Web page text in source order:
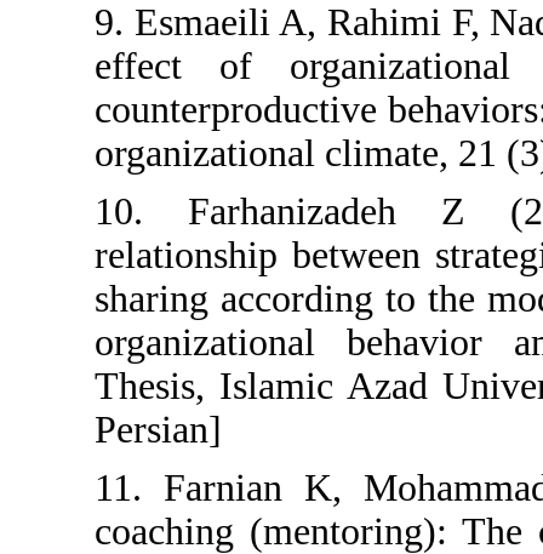
9. Esmaeili A,
effect of
organizational
10.
relationship
sharing
organizational
Thesis, Islamic
11. Farnian
coaching